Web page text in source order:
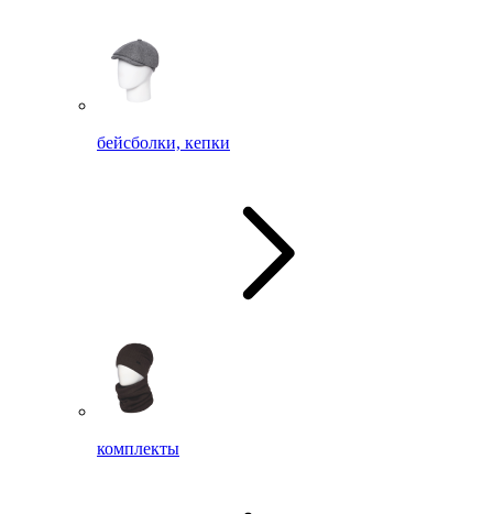
бейсболки, кепки
комплекты